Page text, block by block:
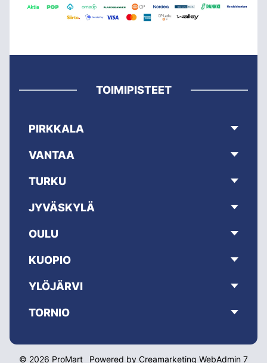
TOIMIPISTEET
PIRKKALA
VANTAA
TURKU
JYVÄSKYLÄ
OULU
KUOPIO
YLÖJÄRVI
TORNIO
© 2026 ProMart Powered by Creamarketing WebAdmin 7